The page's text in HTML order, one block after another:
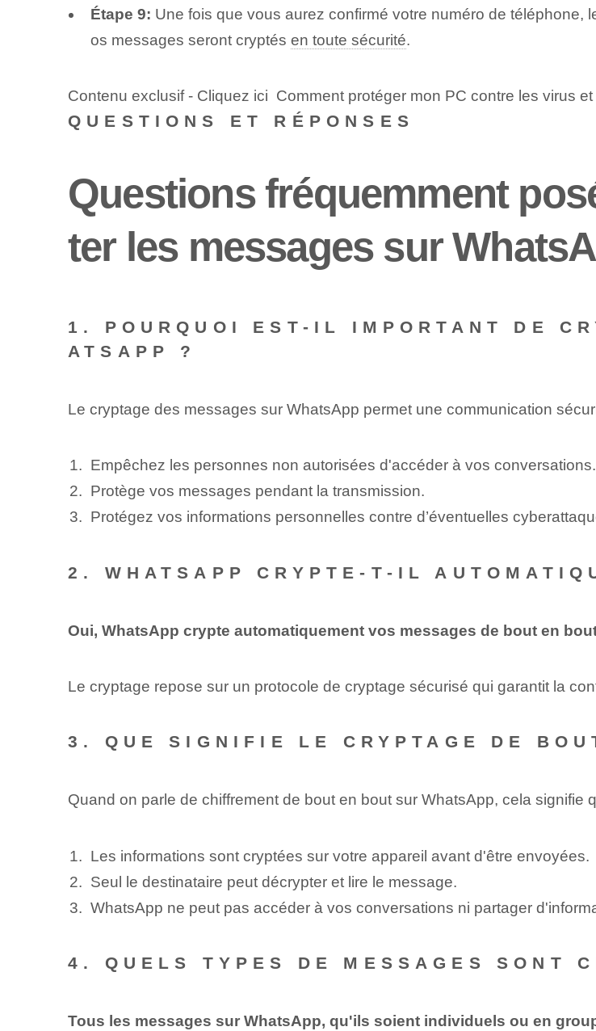
Étape 9: Une fois que vous aurez confirmé votre numéro de
os messages seront cryptés en toute sécurité.
Contenu exclusif - Cliquez ici Comment protéger mon PC contre les virus
QUESTIONS ET RÉPONSES
Questions fréquemment
ter les messages sur
1. POURQUOI EST-IL IMPORTANT DE
ATSAPP ?
Le cryptage des messages sur WhatsApp permet une communication
Empêchez les personnes non autorisées d'accéder à vos conversations.
Protège vos messages pendant la transmission.
Protégez vos informations personnelles contre d’éventuelles
2. WHATSAPP CRYPTE-T-IL
Oui, WhatsApp crypte automatiquement vos messages de bout en
Le cryptage repose sur un protocole de cryptage sécurisé qui garantit la
3. QUE SIGNIFIE LE CRYPTAGE DE
Quand on parle de chiffrement de bout en bout sur WhatsApp, cela signifie
Les informations sont cryptées sur votre appareil avant d'être envoyées.
Seul le destinataire peut décrypter et lire le message.
WhatsApp ne peut pas accéder à vos conversations ni partager
4. QUELS TYPES DE MESSAGES SONT
Tous les messages sur WhatsApp, qu'ils soient individuels ou en